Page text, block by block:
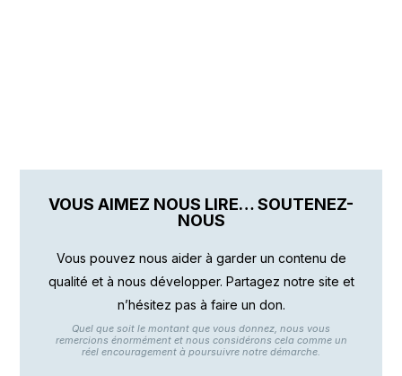
VOUS AIMEZ NOUS LIRE… SOUTENEZ-
NOUS
Vous pouvez nous aider à garder un contenu de
qualité et à nous développer. Partagez notre site et
n’hésitez pas à faire un don.
Quel que soit le montant que vous donnez, nous vous
remercions énormément et nous considérons cela comme un
réel encouragement à poursuivre notre démarche.